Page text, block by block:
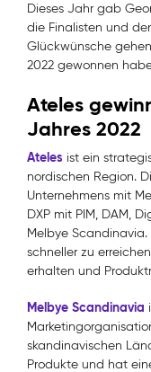
Dieses Jahr gab
die Finalisten und
Glückwünsche
2022 gewonnen
Ateles
Jahres 2022
Ateles ist ein
nordischen Region.
Unternehmens mit
DXP mit PIM, DAM,
Melbye Scandinavia.
schneller zu
erhalten und
Melbye Scandinavia
skandinavischen
Produkte und hat